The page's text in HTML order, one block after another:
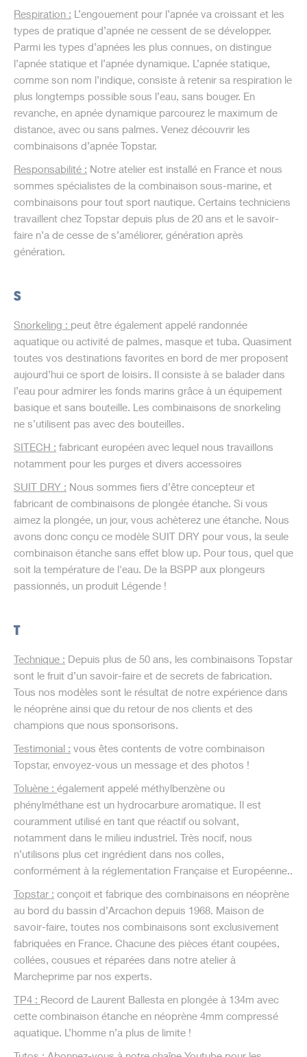
Respiration : L’engouement pour l’apnée va croissant et les
types de pratique d’apnée ne cessent de se développer.
Parmi les types d’apnées les plus connues, on distingue
l’apnée statique et l’apnée dynamique. L’apnée statique,
comme son nom l’indique, consiste à retenir sa respiration le
plus longtemps possible sous l’eau, sans bouger. En
revanche, en apnée dynamique parcourez le maximum de
distance, avec ou sans palmes. Venez découvrir les
combinaisons d’apnée Topstar.
Responsabilité : Notre atelier est installé en France et nous
sommes spécialistes de la combinaison sous-marine, et
combinaisons pour tout sport nautique. Certains techniciens
travaillent chez Topstar depuis plus de 20 ans et le savoir-
faire n’a de cesse de s’améliorer, génération après
génération.
S
Snorkeling : peut être également appelé randonnée
aquatique ou activité de palmes, masque et tuba. Quasiment
toutes vos destinations favorites en bord de mer proposent
aujourd’hui ce sport de loisirs. Il consiste à se balader dans
l’eau pour admirer les fonds marins grâce à un équipement
basique et sans bouteille. Les combinaisons de snorkeling
ne s’utilisent pas avec des bouteilles.
SITECH : fabricant européen avec lequel nous travaillons
notamment pour les purges et divers accessoires
SUIT DRY : Nous sommes fiers d’être concepteur et
fabricant de combinaisons de plongée étanche. Si vous
aimez la plongée, un jour, vous achèterez une étanche. Nous
avons donc conçu ce modèle SUIT DRY pour vous, la seule
combinaison étanche sans effet blow up. Pour tous, quel que
soit la température de l'eau. De la BSPP aux plongeurs
passionnés, un produit Légende !
T
Technique : Depuis plus de 50 ans, les combinaisons Topstar
sont le fruit d’un savoir-faire et de secrets de fabrication.
Tous nos modèles sont le résultat de notre expérience dans
le néoprène ainsi que du retour de nos clients et des
champions que nous sponsorisons.
Testimonial : vous êtes contents de votre combinaison
Topstar, envoyez-vous un message et des photos !
Toluène : également appelé méthylbenzène ou
phénylméthane est un hydrocarbure aromatique. Il est
couramment utilisé en tant que réactif ou solvant,
notamment dans le milieu industriel. Très nocif, nous
n’utilisons plus cet ingrédient dans nos colles,
conformément à la réglementation Française et Européenne..
Topstar : conçoit et fabrique des combinaisons en néoprène
au bord du bassin d’Arcachon depuis 1968. Maison de
savoir-faire, toutes nos combinaisons sont exclusivement
fabriquées en France. Chacune des pièces étant coupées,
collées, cousues et réparées dans notre atelier à
Marcheprime par nos experts.
TP4 : Record de Laurent Ballesta en plongée à 134m avec
cette combinaison étanche en néoprène 4mm compressé
aquatique. L’homme n’a plus de limite !